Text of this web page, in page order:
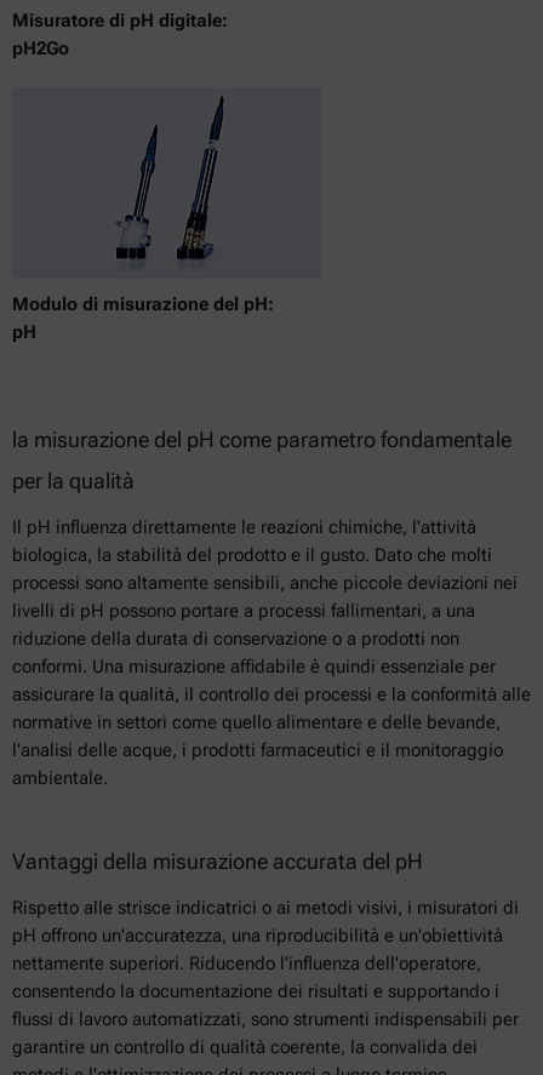
Misuratore di pH digitale:
pH2Go
Modulo di misurazione del pH:
pH
la misurazione del pH come parametro fondamentale
per la qualità
Il pH influenza direttamente le reazioni chimiche, l'attività
biologica, la stabilità del prodotto e il gusto. Dato che molti
processi sono altamente sensibili, anche piccole deviazioni nei
livelli di pH possono portare a processi fallimentari, a una
riduzione della durata di conservazione o a prodotti non
conformi. Una misurazione affidabile è quindi essenziale per
assicurare la qualità, il controllo dei processi e la conformità alle
normative in settori come quello alimentare e delle bevande,
l'analisi delle acque, i prodotti farmaceutici e il monitoraggio
ambientale.
Vantaggi della misurazione accurata del pH
Rispetto alle strisce indicatrici o ai metodi visivi, i misuratori di
pH offrono un'accuratezza, una riproducibilità e un'obiettività
nettamente superiori. Riducendo l'influenza dell'operatore,
consentendo la documentazione dei risultati e supportando i
flussi di lavoro automatizzati, sono strumenti indispensabili per
garantire un controllo di qualità coerente, la convalida dei